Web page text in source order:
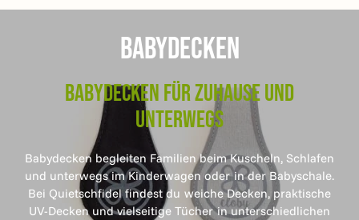
Babydecken
Babydecken für Zuhause und
unterwegs
Babydecken begleiten Familien beim Kuscheln, Schlafen
und unterwegs im Kinderwagen oder in der Babyschale.
Bei Quietschfidel findest du weiche Decken, praktische
UV-Decken und vielseitige Tücher in unterschiedlichen